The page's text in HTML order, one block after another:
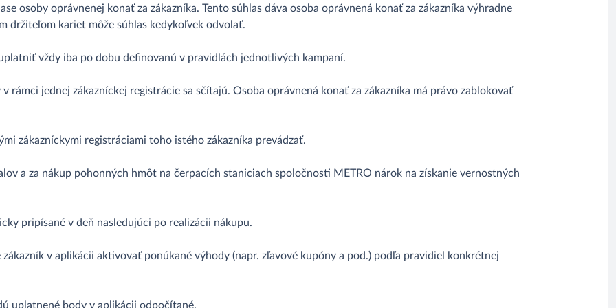
osoby oprávnenej konať za zákazníka. Tento súhlas dáva osoba oprávnená konať za zákazníka výhradne
držiteľom kariet môže súhlas kedykoľvek odvolať.
vždy iba po dobu definovanú v pravidlách jednotlivých kampaní.
rámci jednej zákazníckej registrácie sa sčítajú. Osoba oprávnená konať za zákazníka má právo zablokovať
zákazníckymi registráciami toho istého zákazníka prevádzať.
a za nákup pohonných hmôt na čerpacích staniciach spoločnosti METRO nárok na získanie vernostných
pripísané v deň nasledujúci po realizácii nákupu.
v aplikácii aktivovať ponúkané výhody (napr. zľavové kupóny a pod.) podľa pravidiel konkrétnej
uplatnené body v aplikácii odpočítané.